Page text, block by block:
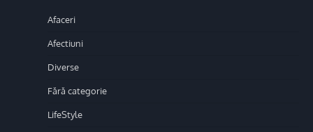
Afaceri
Afectiuni
Diverse
Fără categorie
LifeStyle